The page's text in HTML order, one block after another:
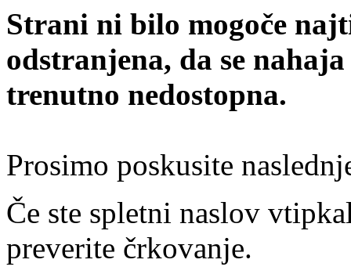
Strani ni bilo mogoče
odstranjena, da se
trenutno nedostopna.
Prosimo poskusite
Če ste spletni naslov
preverite črkovanje.